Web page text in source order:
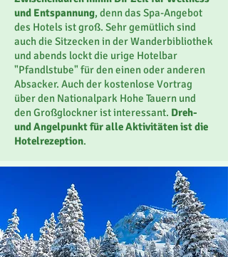
und Entspannung, denn das Spa-Angebot
des Hotels ist groß. Sehr gemütlich sind
auch die Sitzecken in der Wanderbibliothek
und abends lockt die urige Hotelbar
"Pfandlstube" für den einen oder anderen
Absacker. Auch der kostenlose Vortrag
über den Nationalpark Hohe Tauern und
den Großglockner ist interessant. Dreh-
und Angelpunkt für alle Aktivitäten ist die
Hotelrezeption.